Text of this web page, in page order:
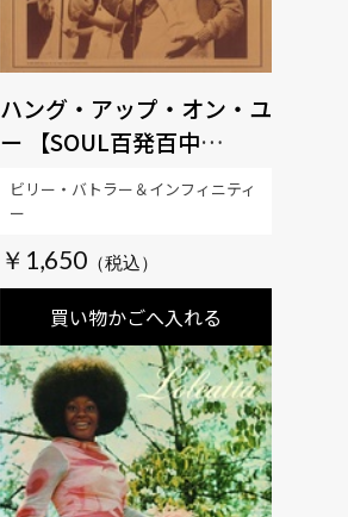
ハング・アップ・オン・ユ
ー 【SOUL百発百中
MUSIC】
￥1,650
買い物かごへ入れる
ビリー・バトラー＆インフィニティ
ー